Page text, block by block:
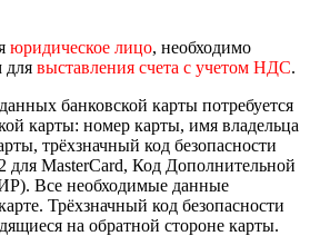
юридическое лицо, необходимо
для выставления счета с учетом НДС.
банковской карты потребуется
карты: номер карты, имя владельца
трёхзначный код безопасности
MasterCard, Код Дополнительной
Все необходимые данные
Трёхзначный код безопасности
на обратной стороне карты.